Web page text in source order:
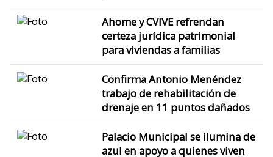
Ahome y CVIVE refrendan
certeza jurídica patrimonial
para viviendas a familias
Confirma Antonio Menéndez
trabajo de rehabilitación de
drenaje en 11 puntos dañados
Palacio Municipal se ilumina de
azul en apoyo a quienes viven